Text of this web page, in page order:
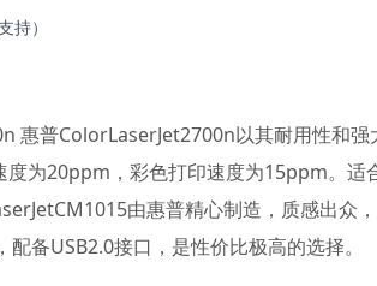
持）
惠普ColorLaserJet2700n以其耐用性和
度为20ppm，彩色打印速度为15ppm。适
由惠普精心制造，质感出众
备USB2.0接口，是性价比极高的选择。